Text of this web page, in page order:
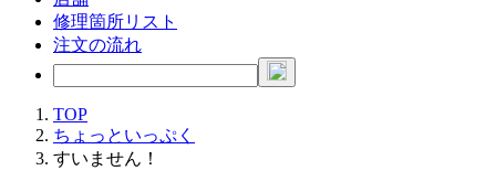
修理箇所リスト
注文の流れ
TOP
ちょっといっぷく
すいません！